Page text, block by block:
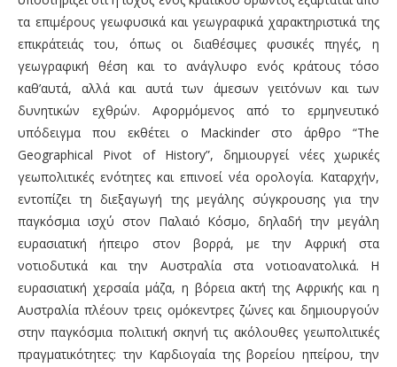
τα επιμέρους γεωφυσικά και γεωγραφικά χαρακτηριστικά της
επικράτειάς του, όπως οι διαθέσιμες φυσικές πηγές, η
γεωγραφική θέση και το ανάγλυφο ενός κράτους τόσο
καθ’αυτά, αλλά και αυτά των άμεσων γειτόνων και των
δυνητικών εχθρών. Αφορμόμενος από το ερμηνευτικό
υπόδειγμα που εκθέτει ο Mackinder στο άρθρο “The
Geographical Pivot of History”, δημιουργεί νέες χωρικές
γεωπολιτικές ενότητες και επινοεί νέα ορολογία. Καταρχήν,
εντοπίζει τη διεξαγωγή της μεγάλης σύγκρουσης για την
παγκόσμια ισχύ στον Παλαιό Κόσμο, δηλαδή την μεγάλη
ευρασιατική ήπειρο στον βορρά, με την Αφρική στα
νοτιοδυτικά και την Αυστραλία στα νοτιοανατολικά. Η
ευρασιατική χερσαία μάζα, η βόρεια ακτή της Αφρικής και η
Αυστραλία πλέουν τρεις ομόκεντρες ζώνες και δημιουργούν
στην παγκόσμια πολιτική σκηνή τις ακόλουθες γεωπολιτικές
πραγματικότητες: την Καρδιογαία της βορείου ηπείρου, την